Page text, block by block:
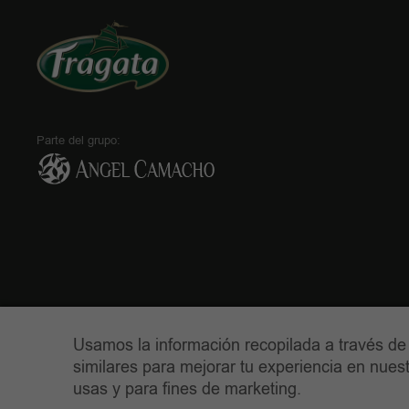
Parte del grupo:
Usamos la información recopilada a través
similares para mejorar tu experiencia en
usas y para fines de marketing.